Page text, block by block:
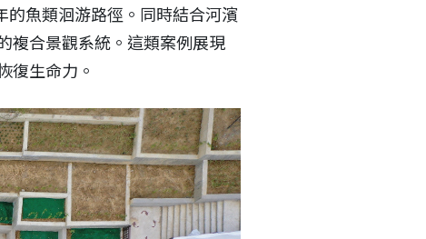
魚類洄游路徑。同時結合河濱
複合景觀系統。這類案例展現
復生命力。